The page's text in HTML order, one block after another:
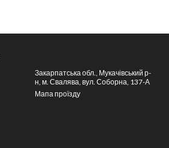
Закарпатська обл., Мукачівський р-
н, м. Свалява, вул. Соборна, 137-А
Мапа проїзду